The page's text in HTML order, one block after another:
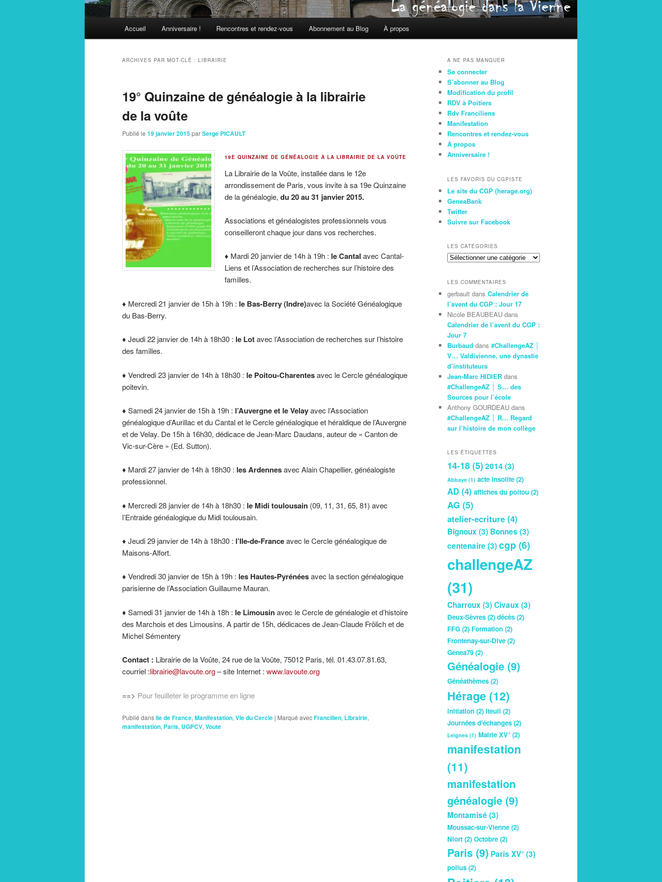
Accueil Anniversaire ! Rencontres et rendez-vous Abonnement au Blog À propos
ARCHIVES PAR MOT-CLÉ : LIBRAIRIE
19° Quinzaine de généalogie à la librairie
de la voûte
Publié le 19 janvier 2015parSerge PICAULT
19E QUINZAINE DE GÉNÉALOGIE À LA LIBRAIRIE DE LA VOÛTE
La Librairie de la Voûte, installée dans le 12e
arrondissement de Paris, vous invite à sa 19e Quinzaine
de la généalogie, du 20 au 31 janvier 2015.
Associations et généalogistes professionnels vous
conseilleront chaque jour dans vos recherches.
♦ Mardi 20 janvier de 14h à 19h : le Cantal avec Cantal-
Liens et l’Association de recherches sur l’histoire des
familles.
♦ Mercredi 21 janvier de 15h à 19h : le Bas-Berry (Indre)avec la Société Généalogique
du Bas-Berry.
♦ Jeudi 22 janvier de 14h à 18h30 : le Lotavec l’Association de recherches sur l’histoire
des familles.
♦ Vendredi 23 janvier de 14h à 18h30 : le Poitou-Charentesavec le Cercle généalogique
poitevin.
♦ Samedi 24 janvier de 15h à 19h : l’Auvergne et le Velayavec l’Association
généalogique d’Aurillac et du Cantal et le Cercle généalogique et héraldique de l’Auvergne
et de Velay. De 15h à 16h30, dédicace de Jean-Marc Daudans, auteur de « Canton de
Vic-sur-Cère » (Ed. Sutton).
♦ Mardi 27 janvier de 14h à 18h30 : les Ardennesavec Alain Chapellier, généalogiste
professionnel.
♦ Mercredi 28 janvier de 14h à 18h30 : le Midi toulousain (09, 11, 31, 65, 81) avec
l’Entraide généalogique du Midi toulousain.
♦ Jeudi 29 janvier de 14h à 18h30 : l’Ile-de-Franceavec le Cercle généalogique de
Maisons-Alfort.
♦ Vendredi 30 janvier de 15h à 19h : les Hautes-Pyrénéesavec la section généalogique
parisienne de l’Association Guillaume Mauran.
♦ Samedi 31 janvier de 14h à 18h : le Limousinavec le Cercle de généalogie et d’histoire
des Marchois et des Limousins. A partir de 15h, dédicaces de Jean-Claude Frölich et de
Michel Sémentery
Contact : Librairie de la Voûte, 24 rue de la Voûte, 75012 Paris, tél. 01.43.07.81.63,
courriel :librairie@lavoute.org– site Internet : www.lavoute.org
==> Pour feuilleter le programme en ligne
Publié dansIle de France, Manifestation, Vie du Cercle | Marqué avecFrancilien, Librairie,
manifestation, Paris, UGPCV, Voute
A NE PAS MANQUER
Se connecter
S’abonner au Blog
Modification du profil
RDV à Poitiers
Rdv Franciliens
Manifestation
Rencontres et rendez-vous
À propos
Anniversaire !
LES FAVORIS DU CGPISTE
Le site du CGP (herage.org)
GeneaBank
Twitter
Suivre sur Facebook
LES CATÉGORIES
Les
LES COMMENTAIRES
gerbault dans Calendrier de
l’avent du CGP : Jour 17
Nicole BEAUBEAU dans
Calendrier de l’avent du CGP :
Jour 7
Burbaud dans #ChallengeAZ │
V… Valdivienne, une dynastie
d’instituteurs
Jean-Marc HIDIER dans
#ChallengeAZ │ S… des
Sources pour l’école
Anthony GOURDEAU dans
#ChallengeAZ │ R… Regard
sur l’histoire de mon collège
LES ÉTIQUETTES
14-18(5)2014 (3)
Abbaye (1) acte insolite (2)
AD (4) affiches du poitou (2)
AG (5)
atelier-ecriture (4)
Bignoux (3) Bonnes (3)
centenaire (3)cgp (6)
challengeAZ
(31)
Charroux (3)Civaux (3)
Deux-Sèvres (2) décès (2)
FFG (2) Formation (2)
Frontenay-sur-Dive (2)
Genea79 (2)
Généalogie(9)
Généathèmes (2)
Hérage (12)
initiation (2) Iteuil (2)
Journées d'échanges (2)
Leignes (1) Mairie XV° (2)
manifestation
(11)
manifestation
généalogie(9)
Montamisé (3)
Moussac-sur-Vienne (2)
Niort (2) Octobre (2)
Paris (9) Paris XV°(3)
poilus (2)